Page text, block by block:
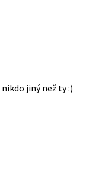
nikdo jiný než ty :)